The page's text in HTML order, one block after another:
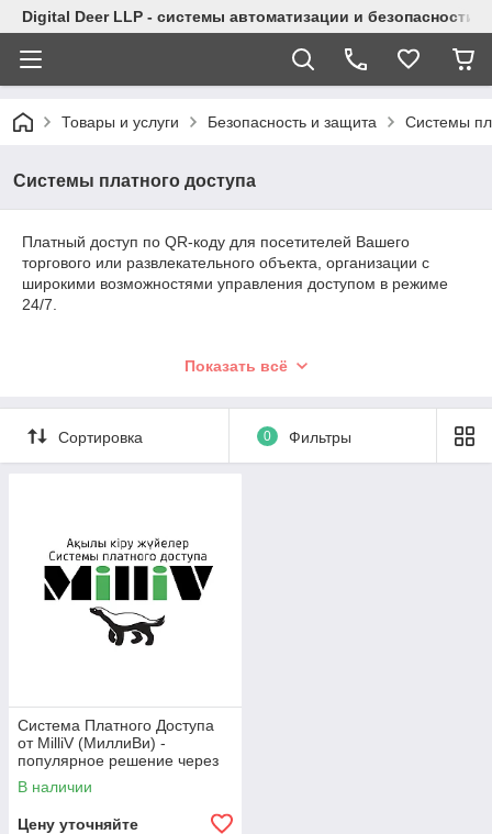
Digital Deer LLP - системы автоматизации и безопасности
Товары и услуги Безопасность и защита Системы
Системы платного доступа
Платный доступ по QR-коду для посетителей Вашего
торгового или развлекательного объекта, организации с
широкими возможностями управления доступом в режиме
24/7.
Показать всё
Сортировка 0 Фильтры
Система Платного Доступа
от MilliV (МиллиВи) -
популярное решение через
моментальный QR платный
вход
В наличии
Цену уточняйте